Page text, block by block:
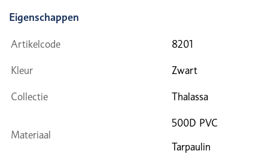
Eigenschappen
Artikelcode 8201
Kleur Zwart
Collectie Thalassa
Materiaal
500D PVC
Tarpaulin